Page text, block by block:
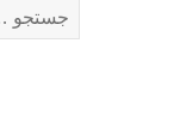
برای: